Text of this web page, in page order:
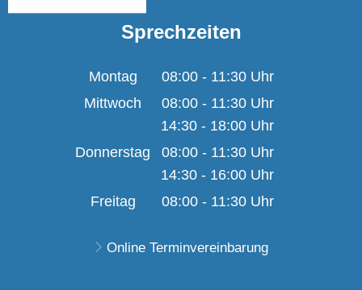
Sprechzeiten
Montag 08:00- 11:30Uhr
Von 08:00 bis 11:30
Mittwoch 08:00- 11:30Uhr
Von 08:00 bis 11:30
14:30 - 18:00 Uhr
Von 14:30 bis 18:00
Donnerstag 08:00- 11:30Uhr
Von 08:00 bis 11:30
14:30 - 16:00 Uhr
Von 14:30 bis 16:00
Freitag 08:00- 11:30Uhr
Online Terminvereinbarung